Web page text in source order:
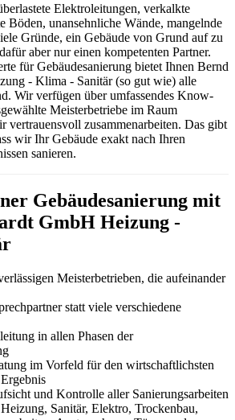
Elektroleitungen, verkalkte
Böden, unansehnliche Wände, mangelnde
Gründe, ein Gebäude von Grund auf zu
aber nur einen kompetenten Partner.
für Gebäudesanierung bietet Ihnen Bernd
- Klima - Sanitär (so gut wie) alle
Wir verfügen über umfassendes Know-
Meisterbetriebe im Raum
vertrauensvoll zusammenarbeiten. Das gibt
wir Ihr Gebäude exakt nach Ihren
sanieren.
Gebäudesanierung mit
GmbH Heizung -
Meisterbetrieben, die aufeinander
statt viele verschiedene
in allen Phasen der
im Vorfeld für den wirtschaftlichsten
und Kontrolle aller Sanierungsarbeiten
Sanitär, Elektro, Trockenbau,